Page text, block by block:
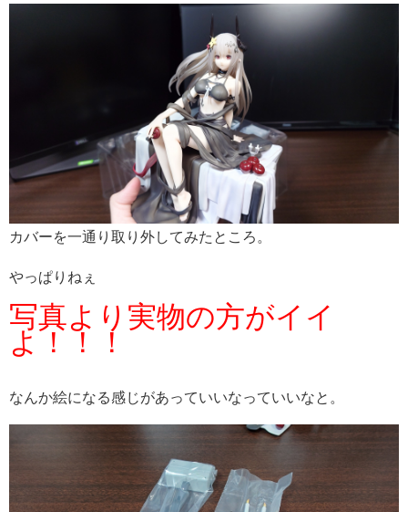
カバーを一通り取り外してみたところ。
やっぱりねぇ
写真より実物の方がイイ
よ！！！
なんか絵になる感じがあっていいなっていいなと。